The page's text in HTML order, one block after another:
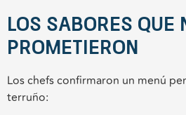
Los sabores que
prometieron
Los chefs confirmaron un menú
terruño: